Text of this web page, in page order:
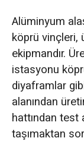
Alüminyum
köprü vinçleri,
ekipmandır.
istasyonu
diyaframlar
alanından
hattından test
taşımaktan